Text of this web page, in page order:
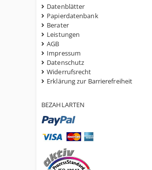
Datenblätter
Papierdatenbank
Berater
Leistungen
AGB
Impressum
Datenschutz
Widerrufsrecht
Erklärung zur Barrierefreiheit
BEZAHLARTEN